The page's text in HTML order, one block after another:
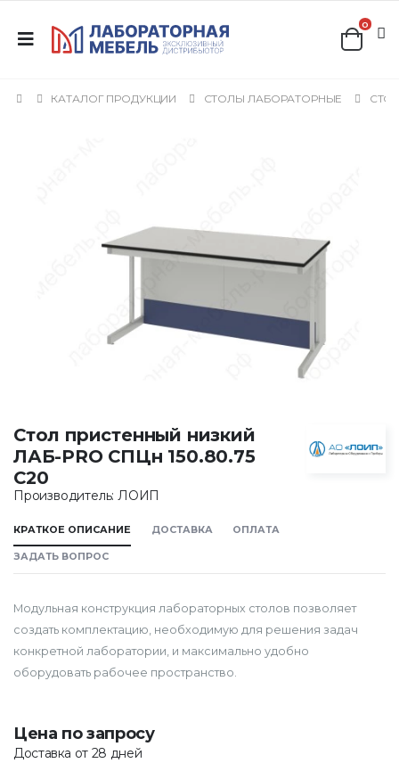
0
КАТАЛОГ ПРОДУКЦИИ СТОЛЫ ЛАБОРАТОРНЫЕ
Стол пристенный низкий
ЛАБ-PRO CПЦн 150.80.75
С20
Производитель: ЛОИП
КРАТКОЕ ОПИСАНИЕ ДОСТАВКА ОПЛАТА
ЗАДАТЬ ВОПРОС
Модульная конструкция лабораторных столов позволяет
создать комплектацию, необходимую для решения задач
конкретной лаборатории, и максимально удобно
оборудовать рабочее пространство.
Цена по запросу
Доставка от 28 дней